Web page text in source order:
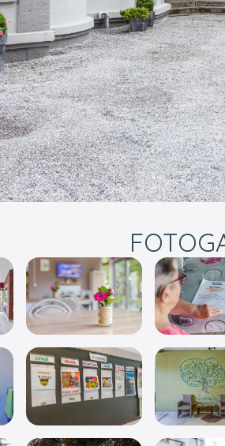
scherm weergevenVolledig scherm
scherm weergevenVolledig scherm